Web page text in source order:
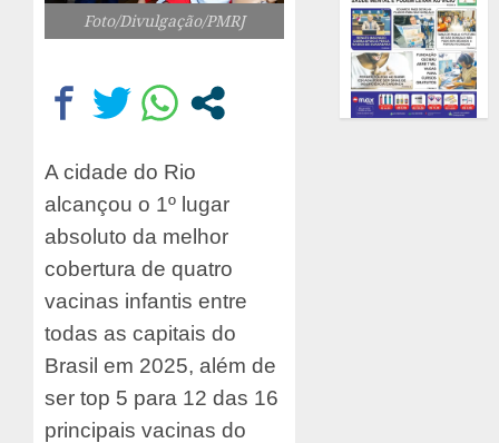
Foto/Divulgação/PMRJ
A cidade do Rio
alcançou o 1º lugar
absoluto da melhor
cobertura de quatro
vacinas infantis entre
todas as capitais do
Brasil em 2025, além de
ser top 5 para 12 das 16
principais vacinas do